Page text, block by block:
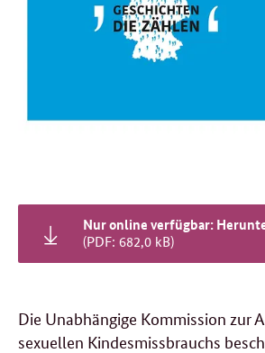
Nur online verfügbar:
(PDF: 682,0 kB)
Die Unabhängige Kommission zur
sexuellen Kindesmissbrauchs